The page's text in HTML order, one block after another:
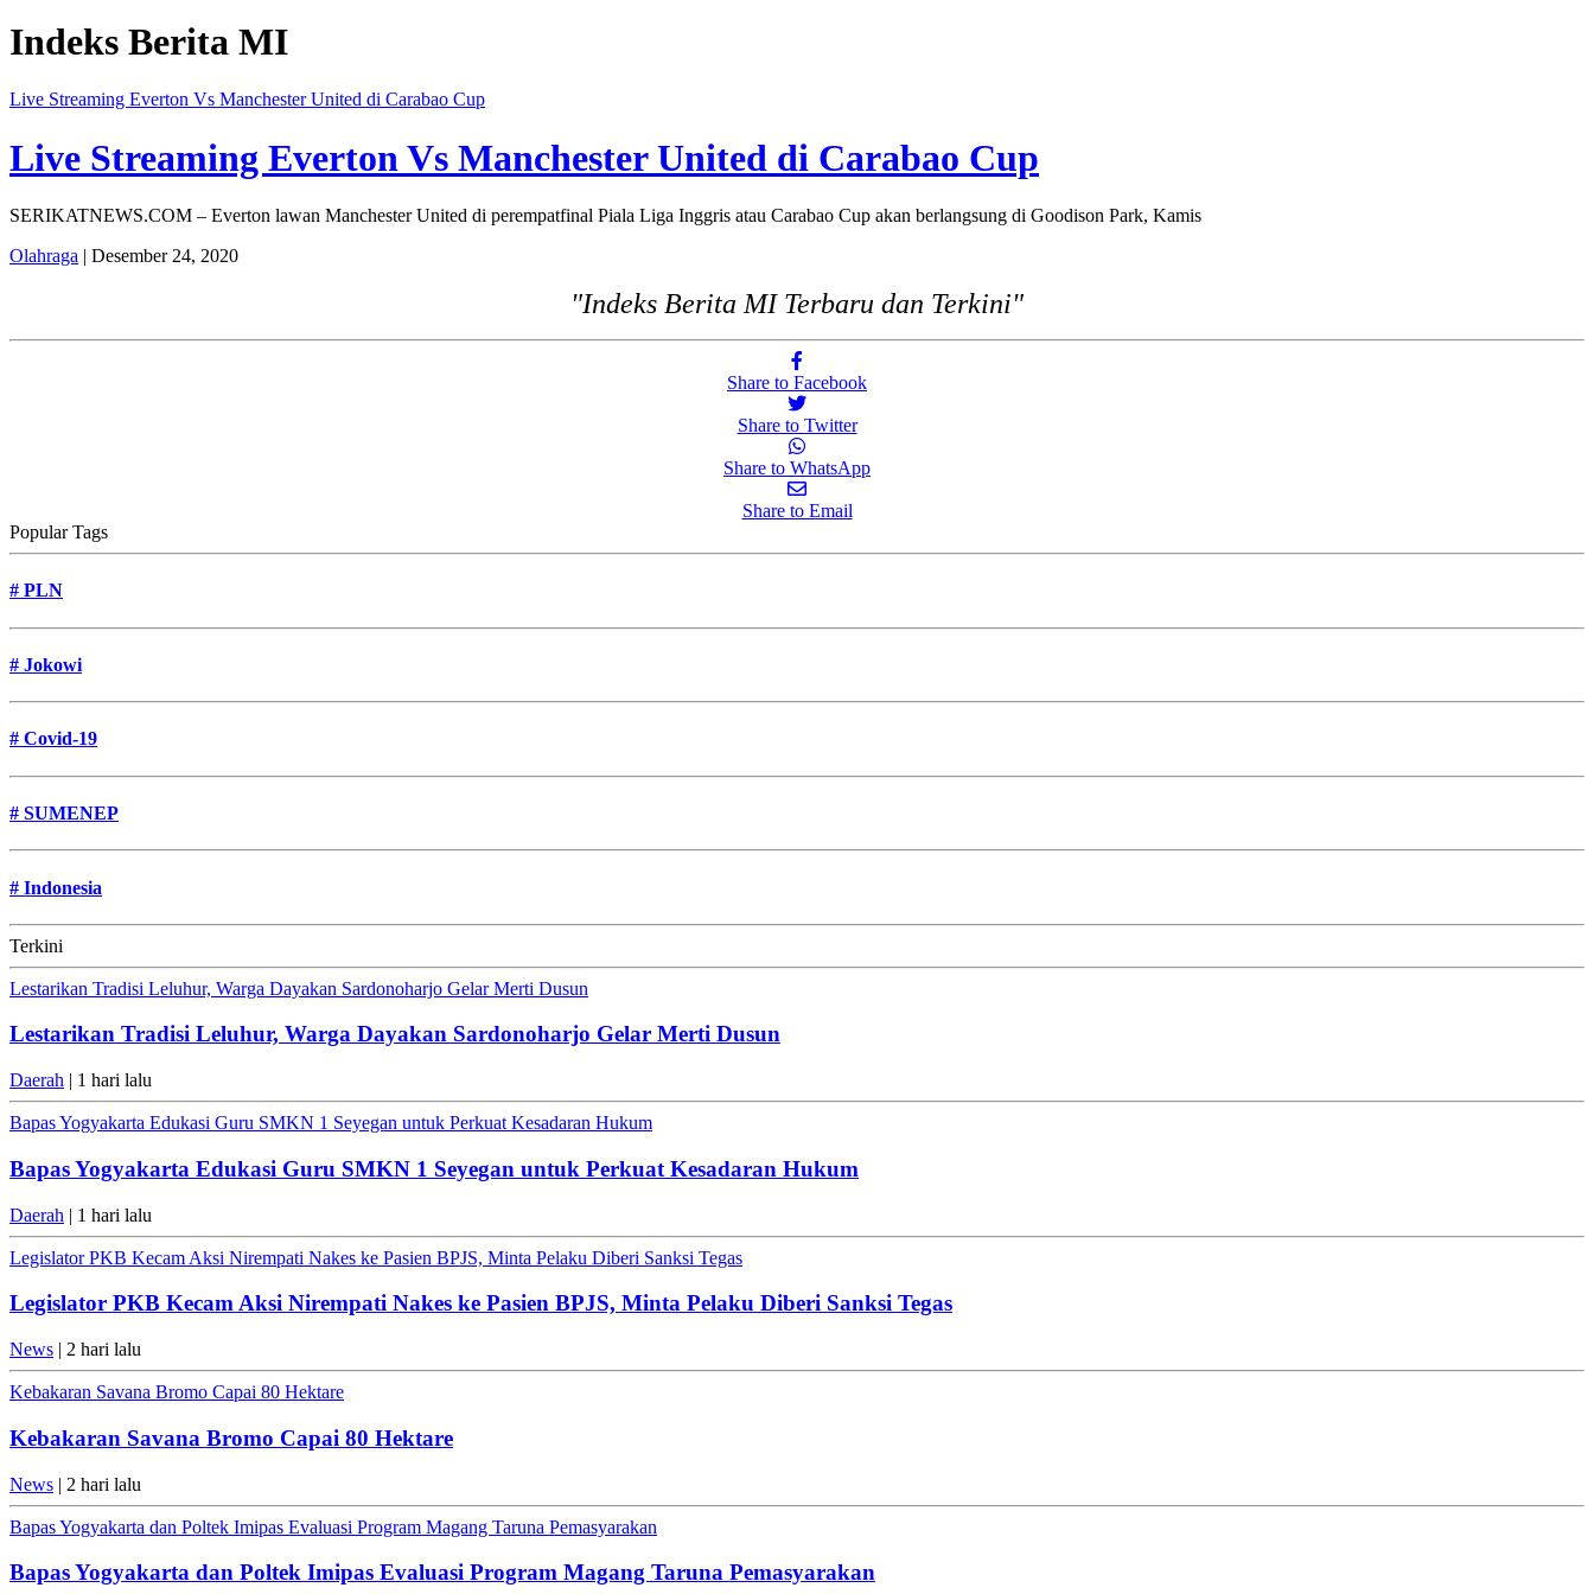
Indeks Berita MI
Live Streaming Everton Vs Manchester United di Carabao Cup
Live Streaming Everton Vs Manchester United di Carabao Cup
SERIKATNEWS.COM – Everton lawan Manchester United di perempatfinal Piala Liga Inggris atau Carabao Cup akan berlangsung di Goodison Park, Kamis
Olahraga | Desember 24, 2020
"Indeks Berita MI Terbaru dan Terkini"
Share to Facebook
Share to Twitter
Share to WhatsApp
Share to Email
Popular Tags
# PLN
# Jokowi
# Covid-19
# SUMENEP
# Indonesia
Terkini
Lestarikan Tradisi Leluhur, Warga Dayakan Sardonoharjo Gelar Merti Dusun
Lestarikan Tradisi Leluhur, Warga Dayakan Sardonoharjo Gelar Merti Dusun
Daerah | 1 hari lalu
Bapas Yogyakarta Edukasi Guru SMKN 1 Seyegan untuk Perkuat Kesadaran Hukum
Bapas Yogyakarta Edukasi Guru SMKN 1 Seyegan untuk Perkuat Kesadaran Hukum
Daerah | 1 hari lalu
Legislator PKB Kecam Aksi Nirempati Nakes ke Pasien BPJS, Minta Pelaku Diberi Sanksi Tegas
Legislator PKB Kecam Aksi Nirempati Nakes ke Pasien BPJS, Minta Pelaku Diberi Sanksi Tegas
News | 2 hari lalu
Kebakaran Savana Bromo Capai 80 Hektare
Kebakaran Savana Bromo Capai 80 Hektare
News | 2 hari lalu
Bapas Yogyakarta dan Poltek Imipas Evaluasi Program Magang Taruna Pemasyarakan
Bapas Yogyakarta dan Poltek Imipas Evaluasi Program Magang Taruna Pemasyarakan